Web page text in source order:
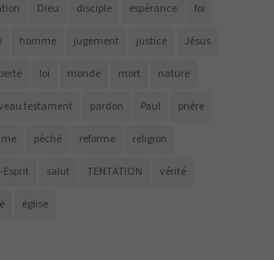
Dieu disciple espérance foi
homme jugement justice Jésus
loi monde mort nature
testament pardon Paul prière
péché reforme religion
Esprit salut TENTATION vérité
église